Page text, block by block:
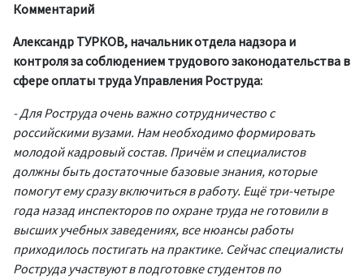
Комментарий
Александр ТУРКОВ, начальник отдела надзора и
контроля за соблюдением трудового законодательства в
сфере оплаты труда Управления Роструда:
- Для Роструда очень важно сотрудничество с
российскими вузами. Нам необходимо формировать
молодой кадровый состав. Причём и специалистов
должны быть достаточные базовые знания, которые
помогут ему сразу включиться в работу. Ещё три-четыре
года назад инспекторов по охране труда не готовили в
высших учебных заведениях, все нюансы работы
приходилось постигать на практике. Сейчас специалисты
Роструда участвуют в подготовке студентов по